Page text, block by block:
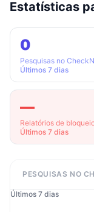
Estatísticas
0
Pesquisas no
Últimos 7 dias
—
Relatórios de
Últimos 7 dias
PESQUISAS NO
Últimos 7 dias